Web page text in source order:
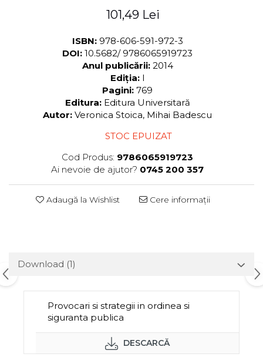
101,49 Lei
ISBN: 978-606-591-972-3
DOI: 10.5682/ 9786065919723
Anul publicării: 2014
Ediția: I
Pagini: 769
Editura: Editura Universitară
Autor: Veronica Stoica, Mihai Badescu
STOC EPUIZAT
Cod Produs: 9786065919723
Ai nevoie de ajutor? 0745 200 357
Adaugă la Wishlist Cere informații
Download (1)
Provocari si strategii in ordinea si
siguranta publica
DESCARCĂ